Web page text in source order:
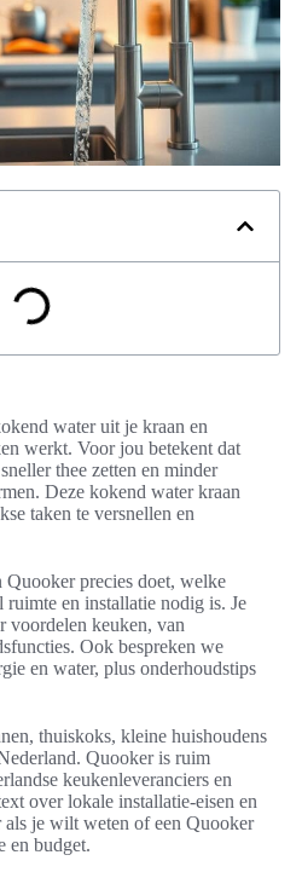
water uit je kraan en
werkt. Voor jou betekent dat
thee zetten en minder
Deze kokend water kraan
taken te versnellen en
precies doet, welke
en installatie nodig is. Je
voordelen keuken, van
Ook bespreken we
en water, plus onderhoudstips
thuiskoks, kleine huishoudens
Quooker is ruim
keukenleveranciers en
over lokale installatie-eisen en
als je wilt weten of een Quooker
en budget.